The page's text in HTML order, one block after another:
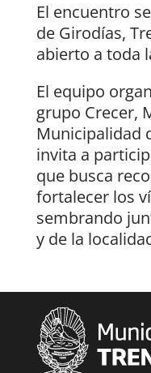
El encuentro
de Girodías,
abierto a toda
El equipo
grupo Crecer,
Municipalidad
invita a
que busca
fortalecer los
sembrando
y de la